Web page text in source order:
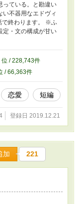
っている。と勘違い
い不器用なエドヴィ
で終わります。 ※ふ
定・文の構成が甘い
位 / 228,743件
/ 66,363件
恋愛 短編
登録日 2019.12.21
加 221